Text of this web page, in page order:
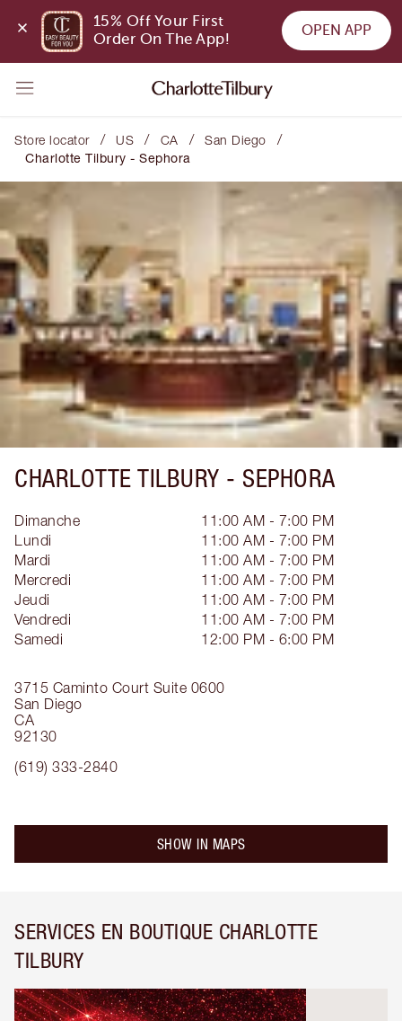
15% Off Your First
Order On The App!
OPEN APP
Store locator / US / CA / San Diego /
Charlotte Tilbury - Sephora
CHARLOTTE TILBURY - SEPHORA
3715 Caminto Court Suite 0600
San Diego
CA
92130
(619) 333-2840
Dimanche
11:00 AM - 7:00 PM
Lundi
11:00 AM - 7:00 PM
Mardi
11:00 AM - 7:00 PM
Mercredi
11:00 AM - 7:00 PM
Jeudi
11:00 AM - 7:00 PM
Vendredi
11:00 AM - 7:00 PM
Samedi
12:00 PM - 6:00 PM
SHOW IN MAPS
SERVICES EN BOUTIQUE CHARLOTTE
TILBURY